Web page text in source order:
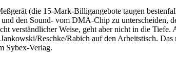
(die 15-Mark-Billigangebote taugen
den Sound- vom DMA-Chip zu unterscheiden,
verständlicher Weise, geht aber nicht in die
Reschke/Rabich auf den Arbeitstisch.
Sybex-Verlag.